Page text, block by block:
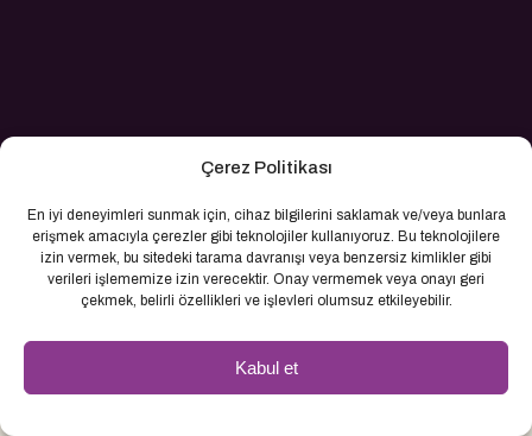
Çerez Politikası
En iyi deneyimleri sunmak için, cihaz bilgilerini saklamak ve/veya bunlara
erişmek amacıyla çerezler gibi teknolojiler kullanıyoruz. Bu teknolojilere
izin vermek, bu sitedeki tarama davranışı veya benzersiz kimlikler gibi
verileri işlememize izin verecektir. Onay vermemek veya onayı geri
çekmek, belirli özellikleri ve işlevleri olumsuz etkileyebilir.
Kabul et